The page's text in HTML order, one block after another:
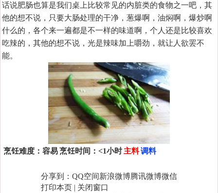
话说肥肠也算是我们桌上比较常见的内脏类的食物之一吧，其
他的想不说，只要大肠处理的干净，葱爆啊，油焖啊，爆炒啊
什么的，各个来一遍都是不一样的味道啊，个人还是比较喜欢
吃辣的，其他的想不说，光是辣味加上嚼劲，就让人欲罢不
能。
烹饪难度： 容易烹饪时间： <1小时 主料调料
分享到： QQ空间新浪微博腾讯微博微信
打印本页 | 关闭窗口